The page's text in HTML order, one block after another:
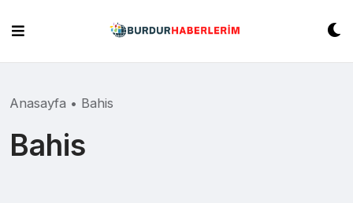
content
Anasayfa • Bahis
Bahis